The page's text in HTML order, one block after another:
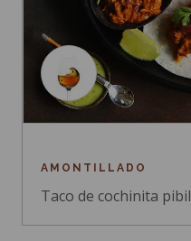
AMONTILLADO
Taco de cochinita pibil